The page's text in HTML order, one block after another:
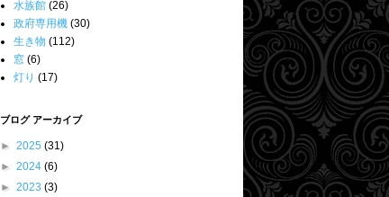
水族館 (26)
政府専用機 (30)
生き物 (112)
窓 (6)
灯り (17)
ブログ アーカイブ
► 2025 (31)
► 2024 (6)
► 2023 (3)